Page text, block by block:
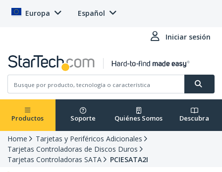
Europa Español
Iniciar sesión
Productos Soporte Quiénes Somos Descubra
Home
Tarjetas y Periféricos Adicionales
Tarjetas Controladoras de Discos Duros
Tarjetas Controladoras SATA
PCIESATA2I